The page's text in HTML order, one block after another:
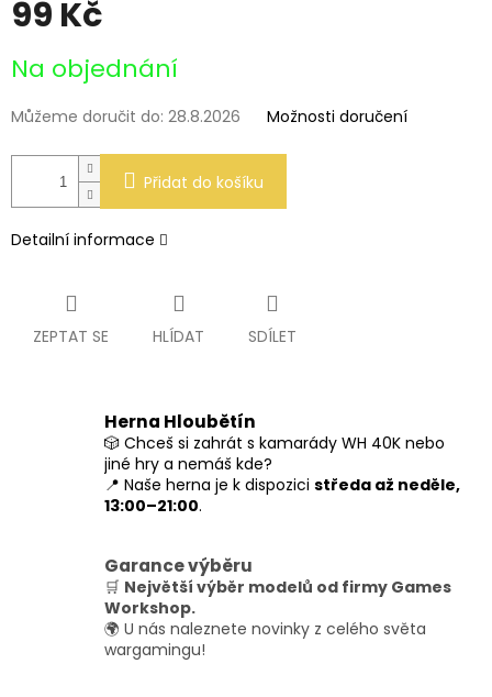
99 Kč
cena:
Na objednání
Můžeme doručit do: 28.8.2026 Možnosti doručení
Přidat do košíku
Detailní informace
ZEPTAT SE HLÍDAT SDÍLET
Herna Hloubětín
🎲 Chceš si zahrát s kamarády WH 40K nebo
jiné hry a nemáš kde?
📍 Naše herna je k dispozici středa až neděle,
13:00–21:00.
Garance výběru
🛒 Největší výběr modelů od firmy Games
Workshop.
🌍 U nás naleznete novinky z celého světa
wargamingu!